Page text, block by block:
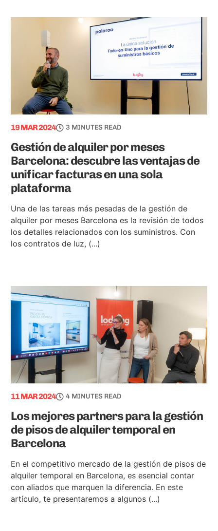
19 MAR 2024 3 MINUTES READ
Gestión de alquiler por meses
Barcelona: descubre las ventajas de
unificar facturas en una sola
plataforma
Una de las tareas más pesadas de la gestión de
alquiler por meses Barcelona es la revisión de todos
los detalles relacionados con los suministros. Con
los contratos de luz, (...)
11 MAR 2024 4 MINUTES READ
Los mejores partners para la gestión
de pisos de alquiler temporal en
Barcelona
En el competitivo mercado de la gestión de pisos de
alquiler temporal en Barcelona, es esencial contar
con aliados que marquen la diferencia. En este
artículo, te presentaremos a algunos (...)